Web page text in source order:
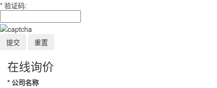
* 验证码:
在线询价
* 公司名称